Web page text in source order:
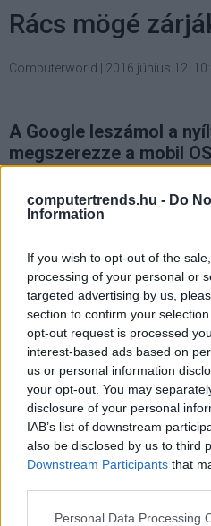
computertrends.hu - Do
Information
If you wish to opt-out of the
processing of your personal or
targeted advertising by us,
section to confirm your
opt-out request is processed
interest-based ads based on
us or personal information
your opt-out. You may
disclosure of your personal
IAB’s list of downstream
also be disclosed by us to third
Downstream Participants that
Please note that this website/
Personal Data Processing
Rács mögé
Computerworld 2016 június 12.
A Google leszámol a
megszerezze a mobil
felügyeletét.
A Google állítólag zárt
változattal akarja
operációs rendszert. Ezt
elemző állítja, aki szerint a
projekten dolgozik,
alkalmazásfuttató
Open Source Projecttel
elvágása. Windsor szerint a
a Google új funkciókkal
termékvonalat, és ehhez